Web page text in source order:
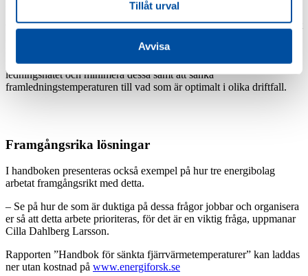
Tillåt urval
Avvisa
Cilla Dahlberg Larsson lyfter fram tre åtgärder som är centrala för att
identifiera och åtgärda fel i kundernas fjärrvärmecentraler och
interna värmesystem, identifiera onödiga cirkulationsflöden i
ledningsnätet och minimera dessa samt att sänka
framledningstemperaturen till vad som är optimalt i olika driftfall.
Framgångsrika lösningar
I handboken presenteras också exempel på hur tre energibolag
arbetat framgångsrikt med detta.
– Se på hur de som är duktiga på dessa frågor jobbar och organisera
er så att detta arbete prioriteras, för det är en viktig fråga, uppmanar
Cilla Dahlberg Larsson.
Rapporten ”Handbok för sänkta fjärrvärmetemperaturer” kan laddas
ner utan kostnad på www.energiforsk.se